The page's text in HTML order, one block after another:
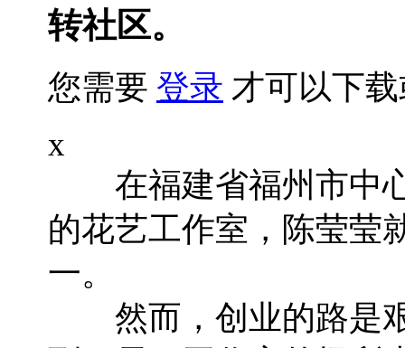
转社区。
您需要 登录 才可以下
x
在福建省福州市中心
的花艺工作室，陈莹莹
一。
然而，创业的路是艰